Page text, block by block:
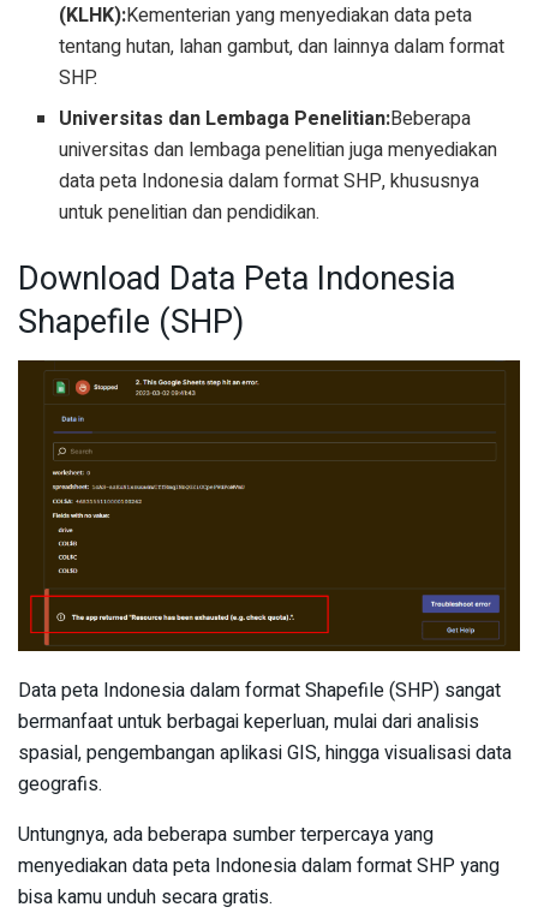
(KLHK):Kementerian yang menyediakan data peta
tentang hutan, lahan gambut, dan lainnya dalam format
SHP.
Universitas dan Lembaga Penelitian:Beberapa
universitas dan lembaga penelitian juga menyediakan
data peta Indonesia dalam format SHP, khususnya
untuk penelitian dan pendidikan.
Download Data Peta Indonesia
Shapefile (SHP)
Data peta Indonesia dalam format Shapefile (SHP) sangat
bermanfaat untuk berbagai keperluan, mulai dari analisis
spasial, pengembangan aplikasi GIS, hingga visualisasi data
geografis.
Untungnya, ada beberapa sumber terpercaya yang
menyediakan data peta Indonesia dalam format SHP yang
bisa kamu unduh secara gratis.